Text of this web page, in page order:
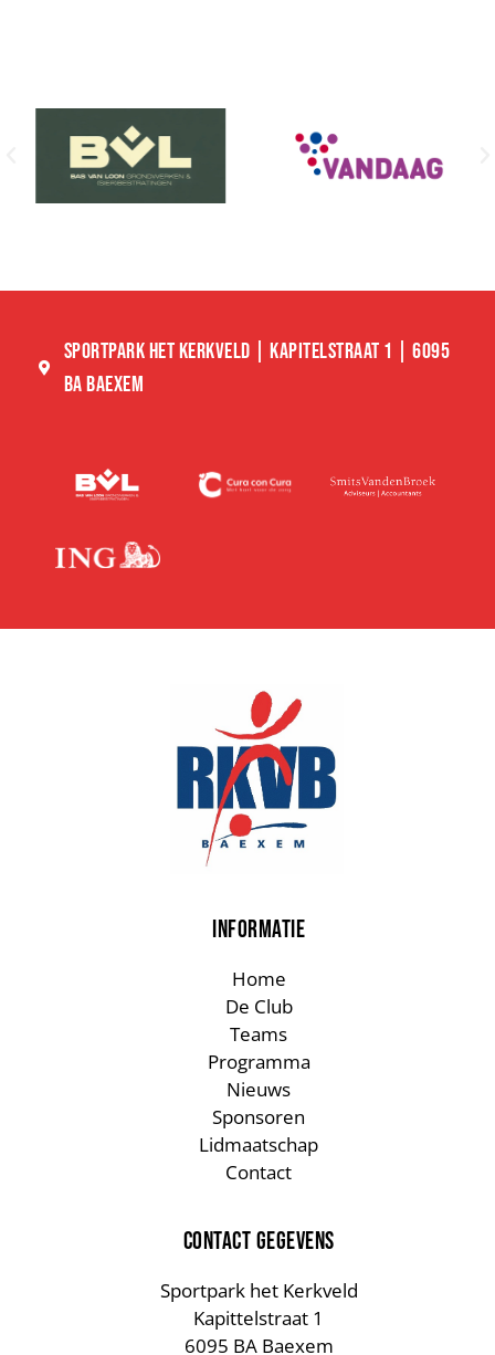
SPORTPARK HET KERKVELD | KAPITELSTRAAT 1 | 6095
BA BAEXEM
INFORMATIE
Home
De Club
Teams
Programma
Nieuws
Sponsoren
Lidmaatschap
Contact
CONTACT GEGEVENS
Sportpark het Kerkveld
Kapittelstraat 1
6095 BA Baexem